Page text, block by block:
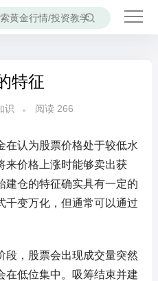
特征
识 阅读 266
在认为股票价格处于较低水
来价格上涨时能够卖出获
建仓的特征确实具有一定的
千变万化，但通常可以通过
段，股票会出现成交量突然
在低位集中。吸筹结束并建